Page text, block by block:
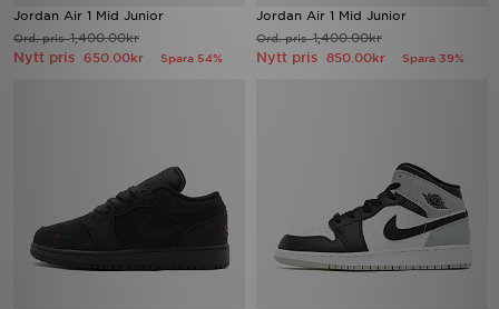
Jordan Air 1 Mid Junior
Ord. pris1,400.00kr
Nytt pris 650.00kr Spara 54%
Jordan Air 1 Mid Junior
Ord. pris1,400.00kr
Nytt pris 850.00kr Spara 39%